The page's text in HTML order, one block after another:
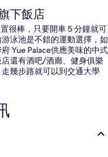
下飯店
很棒，只要開車 5 分鐘就可
泳池是不錯的運動選擇，如
Yue Palace供應美味的中式
還有酒吧/酒廊、健身俱樂
幾步路就可以到交通大學